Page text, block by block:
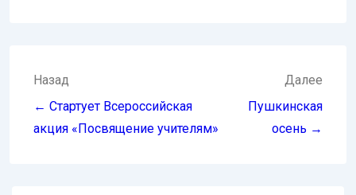
Навигация
по
записям
Назад
← Стартует Всероссийская
акция «Посвящение учителям»
Далее
Пушкинская
осень →